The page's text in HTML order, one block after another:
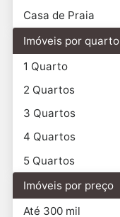
Casa de Praia
Imóveis por quarto
1 Quarto
2 Quartos
3 Quartos
4 Quartos
5 Quartos
Imóveis por preço
Até 300 mil